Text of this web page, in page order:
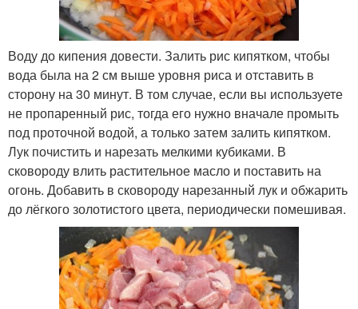
Воду до кипения довести. Залить рис кипятком, чтобы
вода была на 2 см выше уровня риса и отставить в
сторону на 30 минут. В том случае, если вы используете
не пропаренный рис, тогда его нужно вначале промыть
под проточной водой, а только затем залить кипятком.
Лук почистить и нарезать мелкими кубиками. В
сковороду влить растительное масло и поставить на
огонь. Добавить в сковороду нарезанный лук и обжарить
до лёгкого золотистого цвета, периодически помешивая.